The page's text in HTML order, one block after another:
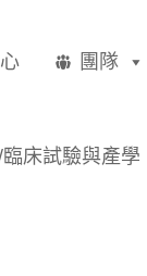
團隊
床試驗與產學